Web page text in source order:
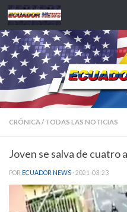
Saltar al contenido
CRÓNICA/ TODAS LAS NOTICIAS
Joven se salva de
POR ECUADOR NEWS · 2021-03-23